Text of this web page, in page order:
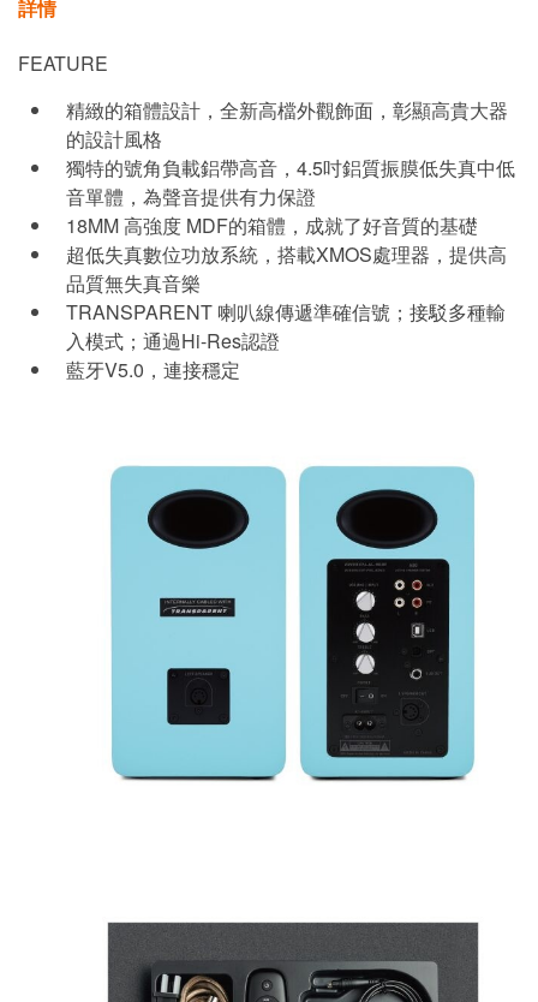
詳情
FEATURE
精緻的箱體設計，全新高檔外觀飾面，彰顯高貴大器
的設計風格
獨特的號角負載鋁帶高音，4.5吋鋁質振膜低失真中低
音單體，為聲音提供有力保證
18MM 高強度 MDF的箱體，成就了好音質的基礎
超低失真數位功放系統，搭載XMOS處理器，提供高
品質無失真音樂
TRANSPARENT 喇叭線傳遞準確信號；接駁多種輸
入模式；通過Hi-Res認證
藍牙V5.0，連接穩定